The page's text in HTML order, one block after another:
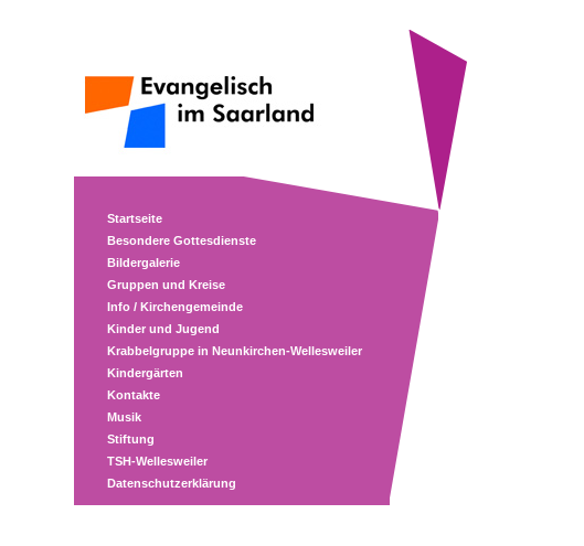
Startseite
Besondere Gottesdienste
Bildergalerie
Gruppen und Kreise
Info / Kirchengemeinde
Kinder und Jugend
Krabbelgruppe in Neunkirchen-Wellesweiler
Kindergärten
Kontakte
Musik
Stiftung
TSH-Wellesweiler
Datenschutzerklärung